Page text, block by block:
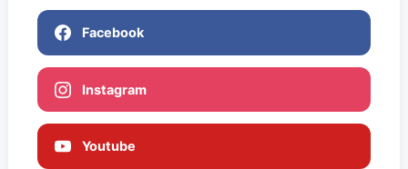
Facebook
Instagram
Youtube